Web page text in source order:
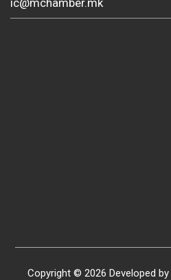
ic@mchamber.mk
Copyright © 2026 Developed by